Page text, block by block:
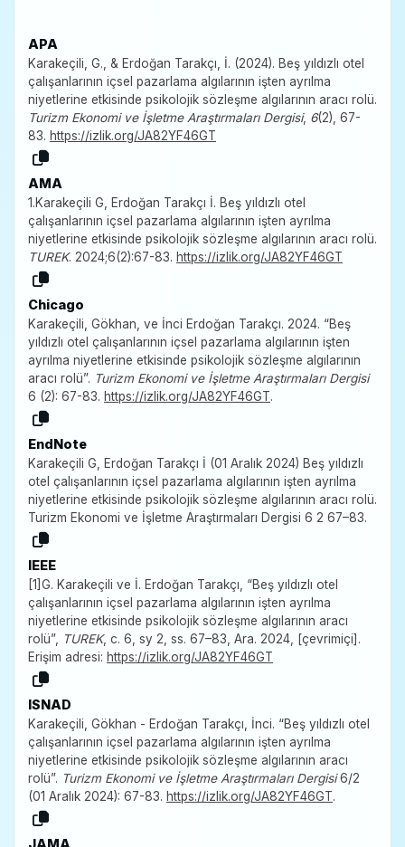
APA
Karakeçili, G., & Erdoğan Tarakçı, İ. (2024). Beş yıldızlı otel
çalışanlarının içsel pazarlama algılarının işten ayrılma
niyetlerine etkisinde psikolojik sözleşme algılarının aracı rolü.
Turizm Ekonomi ve İşletme Araştırmaları Dergisi, 6(2), 67-
83. https://izlik.org/JA82YF46GT
AMA
1.Karakeçili G, Erdoğan Tarakçı İ. Beş yıldızlı otel
çalışanlarının içsel pazarlama algılarının işten ayrılma
niyetlerine etkisinde psikolojik sözleşme algılarının aracı rolü.
TUREK. 2024;6(2):67-83. https://izlik.org/JA82YF46GT
Chicago
Karakeçili, Gökhan, ve İnci Erdoğan Tarakçı. 2024. “Beş
yıldızlı otel çalışanlarının içsel pazarlama algılarının işten
ayrılma niyetlerine etkisinde psikolojik sözleşme algılarının
aracı rolü”. Turizm Ekonomi ve İşletme Araştırmaları Dergisi
6 (2): 67-83. https://izlik.org/JA82YF46GT.
EndNote
Karakeçili G, Erdoğan Tarakçı İ (01 Aralık 2024) Beş yıldızlı
otel çalışanlarının içsel pazarlama algılarının işten ayrılma
niyetlerine etkisinde psikolojik sözleşme algılarının aracı rolü.
Turizm Ekonomi ve İşletme Araştırmaları Dergisi 6 2 67–83.
IEEE
[1]G. Karakeçili ve İ. Erdoğan Tarakçı, “Beş yıldızlı otel
çalışanlarının içsel pazarlama algılarının işten ayrılma
niyetlerine etkisinde psikolojik sözleşme algılarının aracı
rolü”,
TUREK, c. 6, sy 2, ss. 67–83, Ara. 2024, [çevrimiçi].
Erişim adresi: https://izlik.org/JA82YF46GT
ISNAD
Karakeçili, Gökhan - Erdoğan Tarakçı, İnci. “Beş yıldızlı otel
çalışanlarının içsel pazarlama algılarının işten ayrılma
niyetlerine etkisinde psikolojik sözleşme algılarının aracı
rolü”. Turizm Ekonomi ve İşletme Araştırmaları Dergisi6/2
(01 Aralık 2024): 67-83. https://izlik.org/JA82YF46GT.
JAMA